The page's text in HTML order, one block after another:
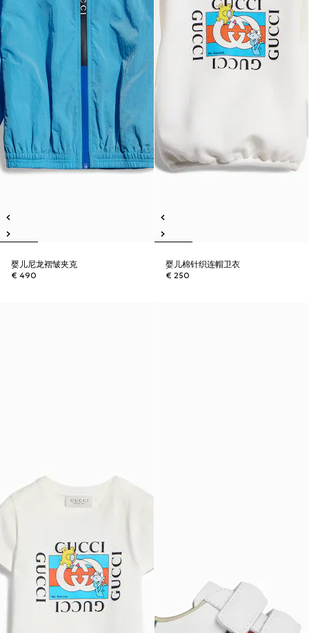
婴儿尼龙褶皱夹克
€ 490
婴儿棉针织连帽卫衣
€ 250